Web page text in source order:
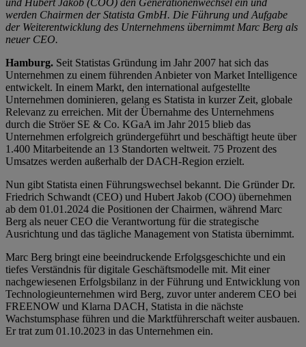
werden Chairmen der Statista GmbH. Die Führung und Aufgabe
der Weiterentwicklung des Unternehmens übernimmt Marc Berg als
neuer CEO.
Hamburg. Seit Statistas Gründung im Jahr 2007 hat sich das
Unternehmen zu einem führenden Anbieter von Market Intelligence
entwickelt. In einem Markt, den international aufgestellte
Unternehmen dominieren, gelang es Statista in kurzer Zeit, globale
Relevanz zu erreichen. Mit der Übernahme des Unternehmens
durch die Ströer SE & Co. KGaA im Jahr 2015 blieb das
Unternehmen erfolgreich gründergeführt und beschäftigt heute über
1.400 Mitarbeitende an 13 Standorten weltweit. 75 Prozent des
Umsatzes werden außerhalb der DACH-Region erzielt.
Nun gibt Statista einen Führungswechsel bekannt. Die Gründer Dr.
Friedrich Schwandt (CEO) und Hubert Jakob (COO) übernehmen
ab dem 01.01.2024 die Positionen der Chairmen, während Marc
Berg als neuer CEO die Verantwortung für die strategische
Ausrichtung und das tägliche Management von Statista übernimmt.
Marc Berg bringt eine beeindruckende Erfolgsgeschichte und ein
tiefes Verständnis für digitale Geschäftsmodelle mit. Mit einer
nachgewiesenen Erfolgsbilanz in der Führung und Entwicklung von
Technologieunternehmen wird Berg, zuvor unter anderem CEO bei
FREENOW und Klarna DACH, Statista in die nächste
Wachstumsphase führen und die Marktführerschaft weiter ausbauen.
Er trat zum 01.10.2023 in das Unternehmen ein.